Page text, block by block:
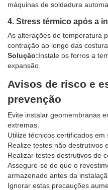
máquinas de soldadura
4. Stress térmico após a
As alterações de temperatura
contração ao longo das
Solução:Instale os forros a
expansão.
Avisos de risco e
prevenção
Evite instalar geomembranas
extremas.
Utilize técnicos certificados
Realize testes não destrutivos
Realizar testes destrutivos de
Assegure-se de que o
armazenado antes da
Ignorar estas precauções